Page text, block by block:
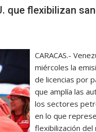
que flexibilizan
CARACAS.-
miércoles la
de licencias por
que amplía las
los sectores
en lo que
flexibilización del